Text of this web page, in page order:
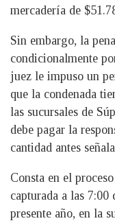
mercadería de
Sin embargo, la
condicionalmente
juez le impuso un
que la condenada
las sucursales de
debe pagar la
cantidad antes
Consta en el
capturada a las
presente año, en la